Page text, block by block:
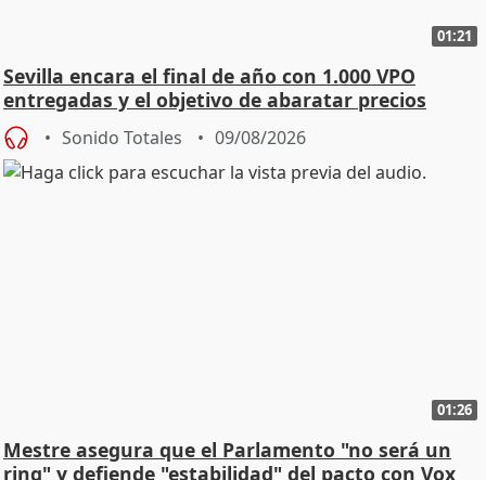
01:21
Sevilla encara el final de año con 1.000 VPO
entregadas y el objetivo de abaratar precios
Sonido Totales 09/08/2026
01:26
Mestre asegura que el Parlamento "no será un
ring" y defiende "estabilidad" del pacto con Vox